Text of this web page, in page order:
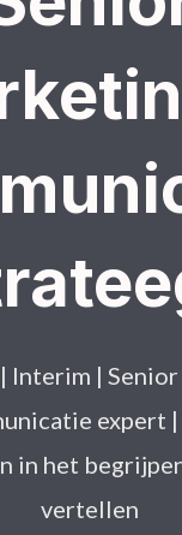
Interim |
expert |
in het
vertellen